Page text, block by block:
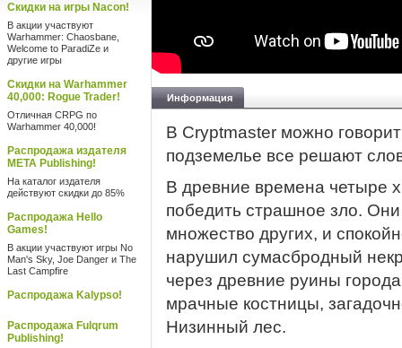
Скидки на игры Nacon!
В акции участвуют
Warhammer: Chaosbane,
Welcome to ParadiZe и
другие игры
Скидки на Warhammer
40,000: Rogue Trader!
Отличная CRPG по
Warhammer 40,000!
Распродажа издателя
META Publishing!
На каталог издателя
действуют скидки до 85%
Распродажа Hello
Games!
В акции участвуют игры No
Man's Sky, Joe Danger и The
Last Campfire
Распродажа Kalypso!
Распродажа Fulqrum
Publishing!
Информация
В Cryptmaster можно
подземелье все решают
В древние времена четыре
победить страшное зло.
множество других, и
нарушил сумасбродный
через древние руины
мрачные костницы,
Низинный лес.